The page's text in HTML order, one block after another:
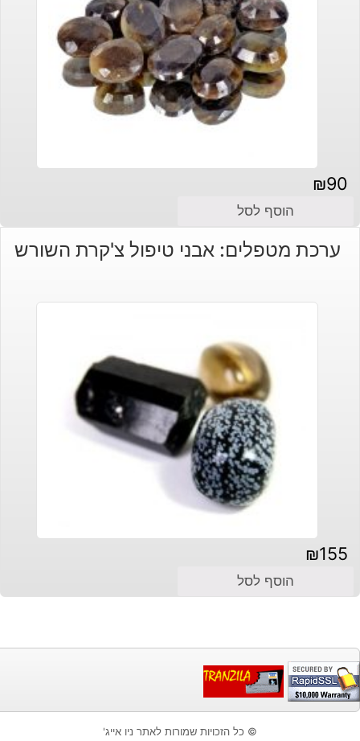
₪90
הוסף לסל
ערכת מטפלים: אבני טיפול צ'קרת השורש
₪155
הוסף לסל
© כל הזכויות שמורות לאתר ניו אייג'